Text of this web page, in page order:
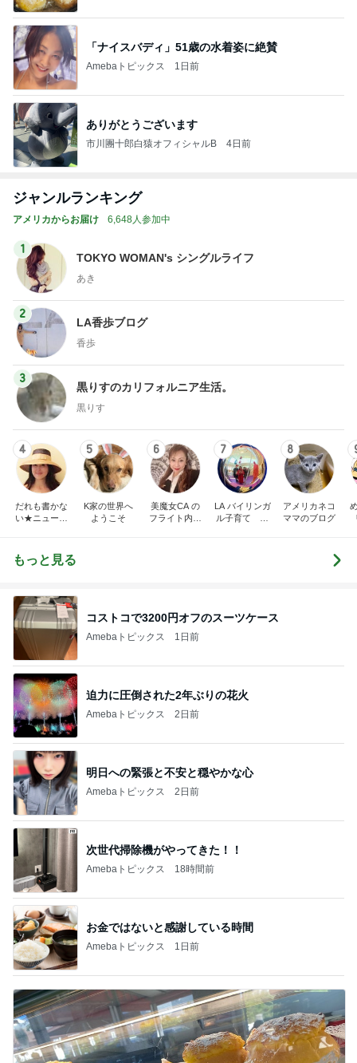
「ナイスバディ」51歳の水着姿に絶賛
Amebaトピックス 1日前
ありがとうございます
市川團十郎白猿オフィシャルB 4日前
ジャンルランキング
アメリカからお届け 6,648人参加中
1
TOKYO WOMAN's シングルライフ
あき
2
LA香歩ブログ
香歩
3
黒りすのカリフォルニア生活。
黒りす
4
だれも書かな
い★ニューヨ
5
K家の世界へ
ようこそ
6
美魔女CA の
フライト内緒
7
LA バイリンガ
ル子育て 毎
8
アメリカネコ
ママのブログ
もっと見る
コストコで3200円オフのスーツケース
Amebaトピックス 1日前
迫力に圧倒された2年ぶりの花火
Amebaトピックス 2日前
明日への緊張と不安と穏やかな心
Amebaトピックス 2日前
次世代掃除機がやってきた！！
Amebaトピックス 18時間前
お金ではないと感謝している時間
Amebaトピックス 1日前